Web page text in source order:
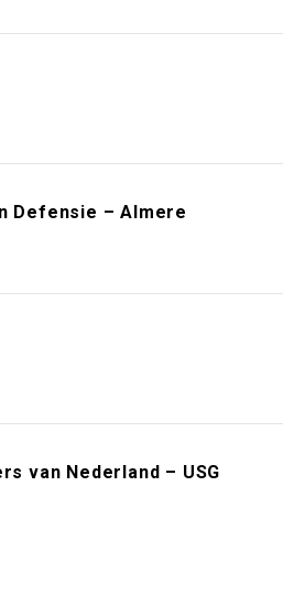
Defensie – Almere
van Nederland – USG